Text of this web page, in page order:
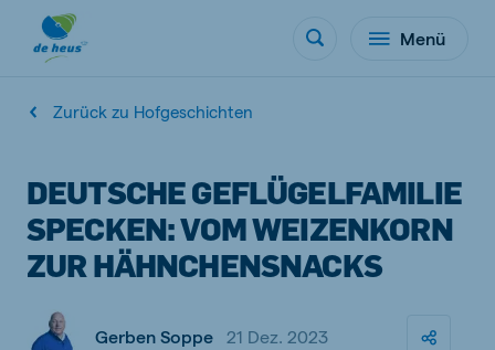
Menü
Zurück zu Hofgeschichten
DEUTSCHE GEFLÜGELFAMILIE
SPECKEN: VOM WEIZENKORN
ZUR HÄHNCHENSNACKS
Gerben Soppe 21 Dez. 2023